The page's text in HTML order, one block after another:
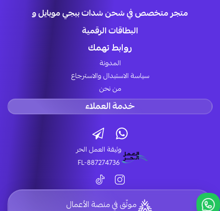
متجر متخصص في شحن شدات ببجي موبايل و
البطاقات الرقمية
روابط تهمك
المدونة
سياسة الاستبدال والاسترجاع
من نحن
خدمة العملاء
وثيقة العمل الحر
FL-887274736
موثّق في منصة الأعمال